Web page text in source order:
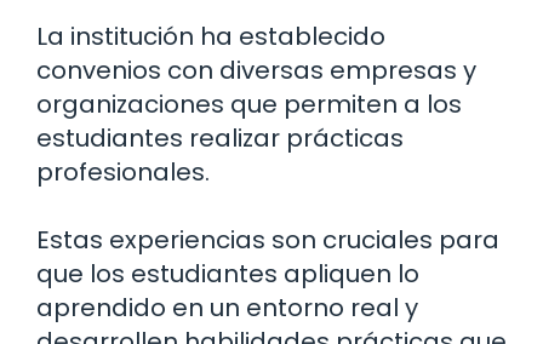
La institución ha establecido
convenios con diversas empresas y
organizaciones que permiten a los
estudiantes realizar prácticas
profesionales.
Estas experiencias son cruciales para
que los estudiantes apliquen lo
aprendido en un entorno real y